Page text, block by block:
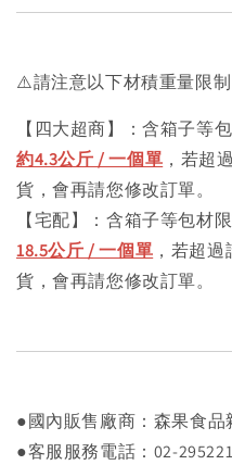
⚠️請注意以下材積重量限制
【四大超商】：含箱子等
約4.3公斤 / 一個單 ，若超
貨，會再請您修改訂單。
【宅配】：含箱子等包材
18.5公斤 / 一個單 ，若超
貨，會再請您修改訂單。
●國內販售廠商：森果食品
●客服服務電話：02-